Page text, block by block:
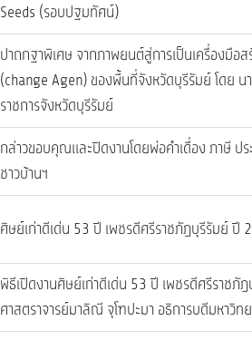
Seeds (รอบปฐมทัศน์)
ปาถกฐาพิเศษ จากภาพยนต์สู่การเป็นเครื่องมือ
(change Agen) ของพื้นที่จังหวัดบุรีรัมย์ โดย น
ราชการจังหวัดบุรีรัมย์
กล่าวขอบคุณและปิดงานโดยพ่อคำเดื่อง ภาษี ป
ชาวบ้านฯ
ศิษย์เก่าดีเด่น 53 ปี เพชรดีศรีราชภัฏบุรีรัมย์ ปี
พิธีเปิดงานศิษย์เก่าดีเด่น 53 ปี เพชรดีศรีราชภั
ศาสตราจารย์มาลิณี จุโฑปะมา อธิการบดีมหาวิ